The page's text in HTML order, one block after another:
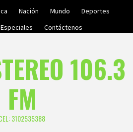
Nación Mundo
Deportes
Especiales Contáctenos
106.3
FM
3102535388